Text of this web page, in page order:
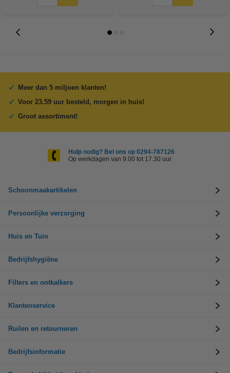
Meer dan 5 miljoen klanten!
Voor 23.59 uur besteld, morgen in huis!
Groot assortiment!
Hulp nodig? Bel ons op 0294-787126
Op werkdagen van 9.00 tot 17.30 uur
Schoonmaakartikelen
Persoonlijke verzorging
Huis en Tuin
Bedrijfshygiëne
Filters en ontkalkers
Klantenservice
Ruilen en retourneren
Bedrijfsinformatie